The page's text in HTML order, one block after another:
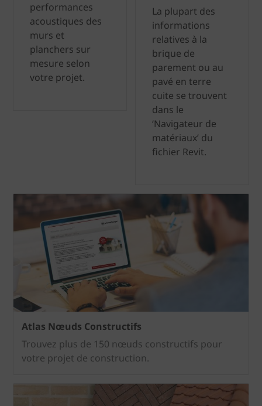
performances
acoustiques des
murs et
planchers sur
mesure selon
votre projet.
La plupart des
informations
relatives à la
brique de
parement ou au
pavé en terre
cuite se trouvent
dans le
‘Navigateur de
matériaux’ du
fichier Revit.
Atlas Nœuds Constructifs
Trouvez plus de 150 nœuds constructifs pour
votre projet de construction.